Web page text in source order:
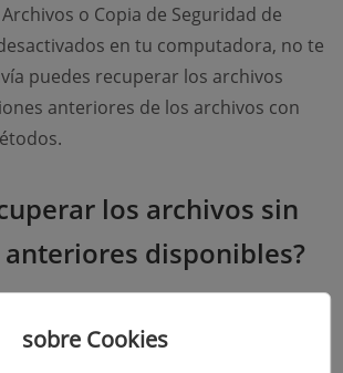
o Copia de Seguridad de
en tu computadora, no te
puedes recuperar los archivos
anteriores de los archivos con
los archivos sin
disponibles?
de un archivo, las cuales se
sobre Cookies